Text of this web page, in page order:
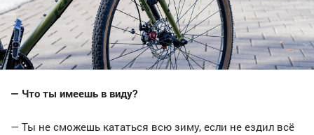
— Что ты имеешь в виду?
— Ты не сможешь кататься всю зиму, если не ездил всё